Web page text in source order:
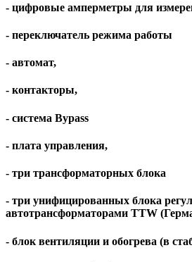
- цифровые амперметры для
- переключатель режима работы
- автомат,
- контакторы,
- система Bypass
- плата управления,
- три трансформаторных блока
- три унифицированных блока
автотрансформаторами TTW
- блок вентиляции и обогрева (в